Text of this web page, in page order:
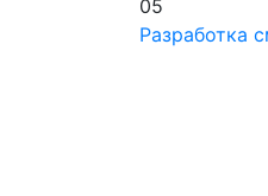
05
Разработка